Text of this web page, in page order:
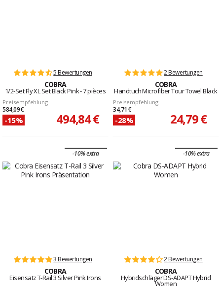
5 Bewertungen
COBRA
1/2-Set Fly XL Set Black Pink - 7 pièces
Preisempfehlung
584,09 €
-15% 494,84 €
2 Bewertungen
COBRA
Handtuch Microfiber Tour Towel Black
Preisempfehlung
34,71 €
-28% 24,79 €
-10% extra
3 Bewertungen
COBRA
Eisensatz T-Rail 3 Silver Pink Irons
-10% extra
2 Bewertungen
COBRA
Hybridschläger DS-ADAPT Hybrid
Women